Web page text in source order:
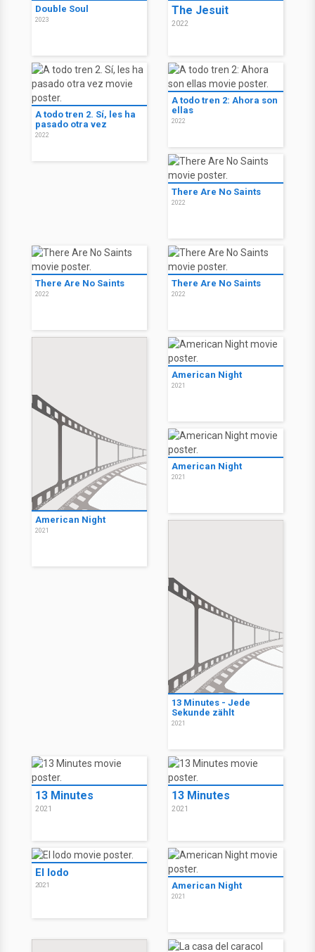
Double Soul
2023
The Jesuit
2022
A todo tren 2. Sí, les ha
pasado otra vez
2022
A todo tren 2: Ahora son
ellas
2022
There Are No Saints
2022
There Are No Saints
2022
There Are No Saints
2022
American Night
2021
American Night
2021
American Night
2021
13 Minutes - Jede
Sekunde zählt
2021
13 Minutes
2021
13 Minutes
2021
El lodo
2021 American Night
2021